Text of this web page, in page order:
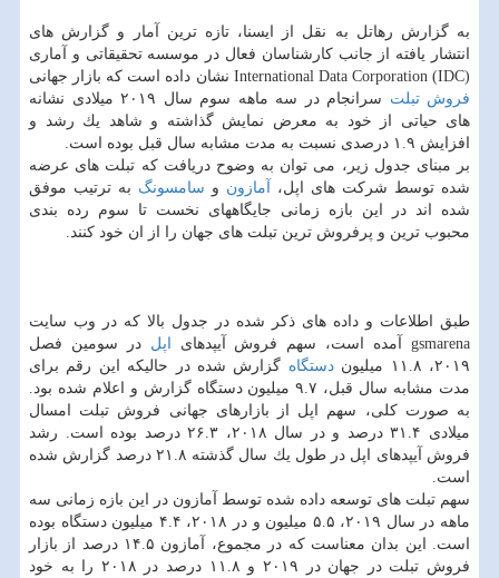
به گزارش رهاتل به نقل از ایسنا، تازه ترین آمار و گزارش های
انتشار یافته از جانب كارشناسان فعال در موسسه تحقیقاتی و آماری
(International Data Corporation (IDC نشان داده است كه بازار جهانی
فروش تبلت
سرانجام در سه ماهه سوم سال ۲۰۱۹ میلادی نشانه
های حیاتی از خود به معرض نمایش گذاشته و شاهد یك رشد و
افزایش ۱.۹ درصدی نسبت به مدت مشابه سال قبل بوده است.
بر مبنای جدول زیر، می توان به وضوح دریافت كه تبلت های عرضه
شده توسط شركت های اپل، آمازون و سامسونگ به ترتیب موفق
شده اند در این بازه زمانی جایگاههای نخست تا سوم رده بندی
محبوب ترین و پرفروش ترین تبلت های جهان را از ان خود كنند.
طبق اطلاعات و داده های ذكر شده در جدول بالا كه در وب سایت
gsmarena آمده است، سهم فروش آیپدهای
اپل در سومین فصل
۲۰۱۹، ۱۱.۸ میلیون
دستگاه گزارش شده در حالیكه این رقم برای
مدت مشابه سال قبل، ۹.۷ میلیون دستگاه گزارش و اعلام شده بود.
به صورت كلی، سهم اپل از بازارهای جهانی فروش تبلت امسال
میلادی ۳۱.۴ درصد و در سال ۲۰۱۸، ۲۶.۳ درصد بوده است. رشد
فروش آیپدهای اپل در طول یك سال گذشته ۲۱.۸ درصد گزارش شده
است.
سهم تبلت های توسعه داده شده توسط آمازون در این بازه زمانی سه
ماهه در سال ۲۰۱۹، ۵.۵ میلیون و در ۲۰۱۸، ۴.۴ میلیون دستگاه بوده
است. این بدان معناست كه در مجموع، آمازون ۱۴.۵ درصد از بازار
فروش تبلت در جهان در ۲۰۱۹ و ۱۱.۸ درصد در ۲۰۱۸ را به خود